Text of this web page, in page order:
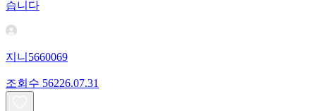
습니다
지니5660069
조회수 56226.07.31